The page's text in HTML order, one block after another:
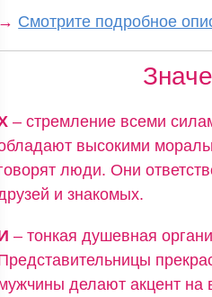
→ Смотрите подробное
– стремление всеми
высокими
люди. Они
и знакомых.
– тонкая душевная
делают акцент на